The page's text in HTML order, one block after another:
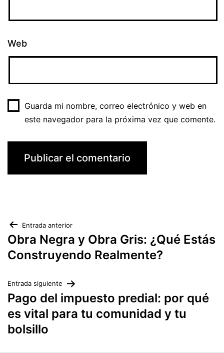
Web
Guarda mi nombre, correo electrónico y web en
este navegador para la próxima vez que comente.
Navegación
de
entradas
Entrada anterior
Obra Negra y Obra Gris: ¿Qué Estás
Construyendo Realmente?
Entrada siguiente
Pago del impuesto predial: por qué
es vital para tu comunidad y tu
bolsillo